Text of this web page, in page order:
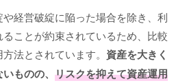
経営破綻に陥った場合を除き、利
ことが約束されているため、比較
法とされています。 資産を大きく
ものの、 リスクを抑えて資産運用